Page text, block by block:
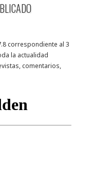
correspondiente al 3
la actualidad
comentarios,